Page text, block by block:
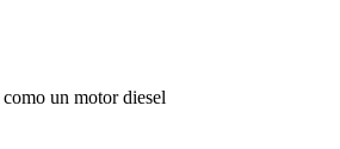
un motor diesel